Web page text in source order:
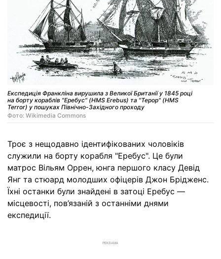
Експедиція Франкліна вирушила з Великої Британії у 1845 році
на борту кораблів "Еребус" (HMS Erebus) та "Терор" (HMS
Terror) у пошуках Північно-Західного проходу
Фото: Wikimedia Commons
Троє з нещодавно ідентифікованих чоловіків
служили на борту корабля "Еребус". Це були
матрос Вільям Оррен, юнга першого класу Девід
Янг та стюард молодших офіцерів Джон Брідженс.
Їхні останки були знайдені в затоці Еребус —
місцевості, пов’язаній з останніми днями
експедиції.
РЕКЛАМА